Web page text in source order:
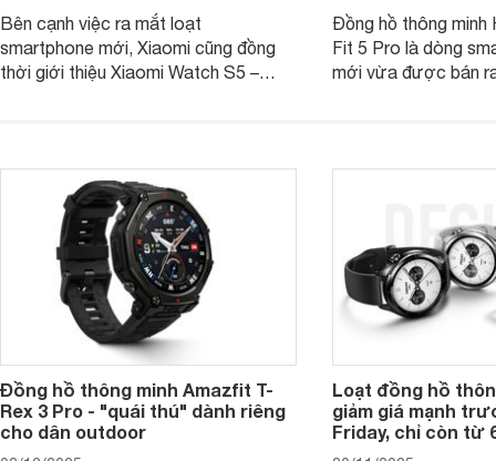
Bên cạnh việc ra mắt loạt
smartphone mới, Xiaomi cũng đồng
thời giới thiệu Xiaomi Watch S5 –
Đồng hồ thông minh
Fit 5 Pro là dòng
mới vừa được bán
năng hiện đại.
Đồng hồ thông minh Amazfit T-
Rex 3 Pro - "quái thú" dành riêng
cho dân outdoor
Loạt đồng hồ
giảm giá mạnh
Friday, chỉ còn từ